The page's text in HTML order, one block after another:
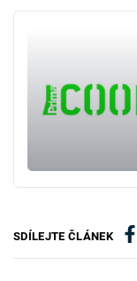
SDÍLEJTE ČLÁNEK